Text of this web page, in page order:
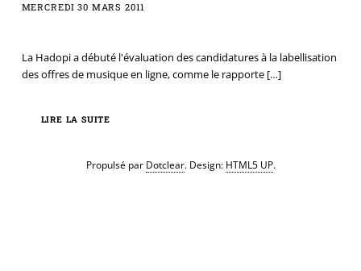
MERCREDI 30 MARS 2011
La Hadopi a débuté l'évaluation des candidatures à la labellisation
des offres de musique en ligne, comme le rapporte[…]
LIRE LA SUITE
Propulsé par Dotclear. Design: HTML5 UP.